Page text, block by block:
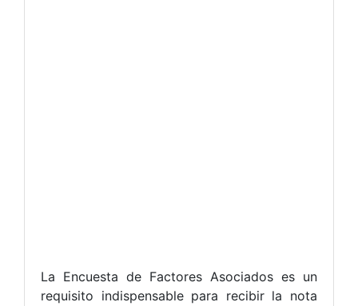
La Encuesta de Factores Asociados es un
requisito indispensable para recibir la nota